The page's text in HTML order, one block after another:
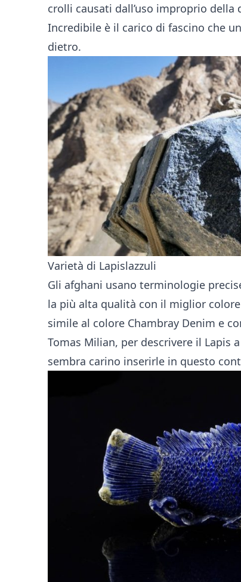
crolli causati dall’uso improprio
Incredibile è il carico di fascino che
dietro.
Varietà di Lapislazzuli
Gli afghani usano terminologie
la più alta qualità con il miglior
simile al colore Chambray Denim e
Tomas Milian, per descrivere il Lapis
sembra carino inserirle in questo